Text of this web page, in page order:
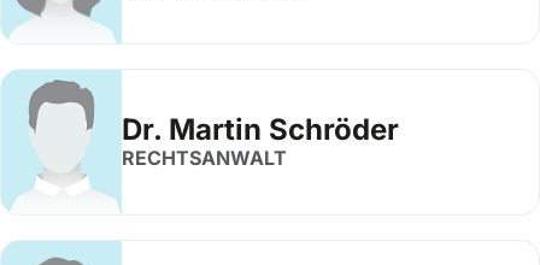
Dr. Martin Schröder
RECHTSANWALT